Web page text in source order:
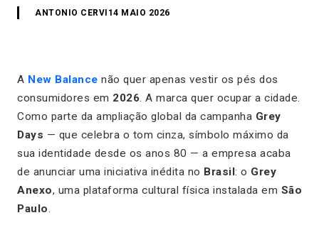
ANTONIO CERVI 14 MAIO 2026
A New Balance não quer apenas vestir os pés dos
consumidores em 2026. A marca quer ocupar a cidade.
Como parte da ampliação global da campanha Grey
Days — que celebra o tom cinza, símbolo máximo da
sua identidade desde os anos 80 — a empresa acaba
de anunciar uma iniciativa inédita no Brasil: o Grey
Anexo, uma plataforma cultural física instalada em São
Paulo.